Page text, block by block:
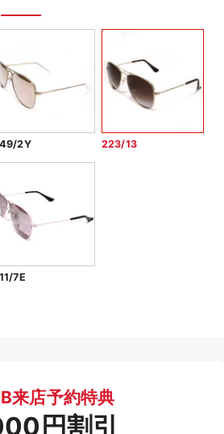
2Y 223/13
7E
来店予約特典
円割引